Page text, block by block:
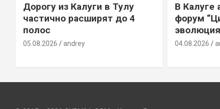
Дорогу из Калуги в Тулу
частично расширят до 4
полос
05.08.2026 andrey
В Калуге
форум
04.08.2026